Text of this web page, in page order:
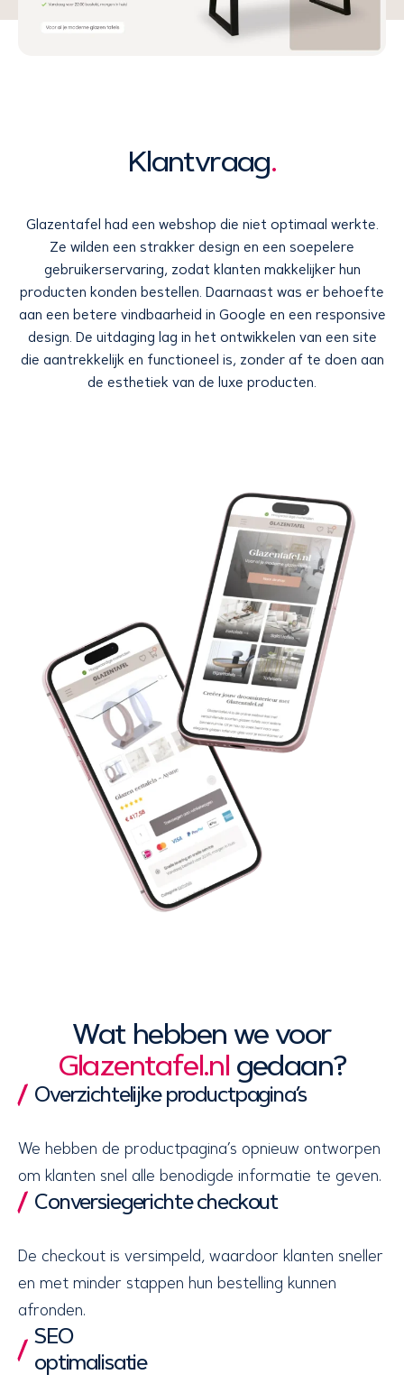
Klantvraag.
Glazentafel had een webshop die niet optimaal werkte.
Ze wilden een strakker design en een soepelere
gebruikerservaring, zodat klanten makkelijker hun
producten konden bestellen. Daarnaast was er behoefte
aan een betere vindbaarheid in Google en een responsive
design. De uitdaging lag in het ontwikkelen van een site
die aantrekkelijk en functioneel is, zonder af te doen aan
de esthetiek van de luxe producten.
Wat hebben we voor
Glazentafel.nl gedaan?
Overzichtelijke productpagina’s
We hebben de productpagina’s opnieuw ontworpen
om klanten snel alle benodigde informatie te geven.
Conversiegerichte checkout
De checkout is versimpeld, waardoor klanten sneller
en met minder stappen hun bestelling kunnen
afronden.
SEO
optimalisatie